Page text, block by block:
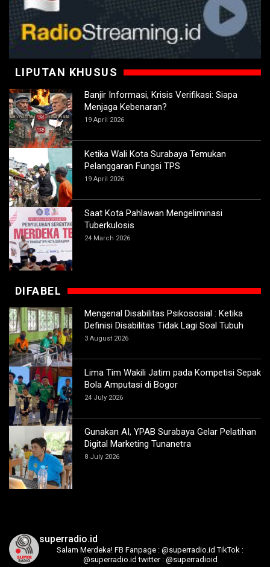
LIPUTAN KHUSUS
Banjir Informasi, Krisis Verifikasi: Siapa
Menjaga Kebenaran?
19 April 2026
Ketika Wali Kota Surabaya Temukan
Pelanggaran Fungsi TPS
19 April 2026
Saat Kota Pahlawan Mengeliminasi
Tuberkulosis
24 March 2026
DIFABEL
Mengenal Disabilitas Psikososial : Ketika
Definisi Disabilitas Tidak Lagi Soal Tubuh
3 August 2026
Lima Tim Wakili Jatim pada Kompetisi Sepak
Bola Amputasi di Bogor
24 July 2026
Gunakan AI, YPAB Surabaya Gelar Pelatihan
Digital Marketing Tunanetra
8 July 2026
superradio.id
Salam Merdeka! FB Fanpage : @superradio.id TikTok :
@superradio.id twitter : @superradioid